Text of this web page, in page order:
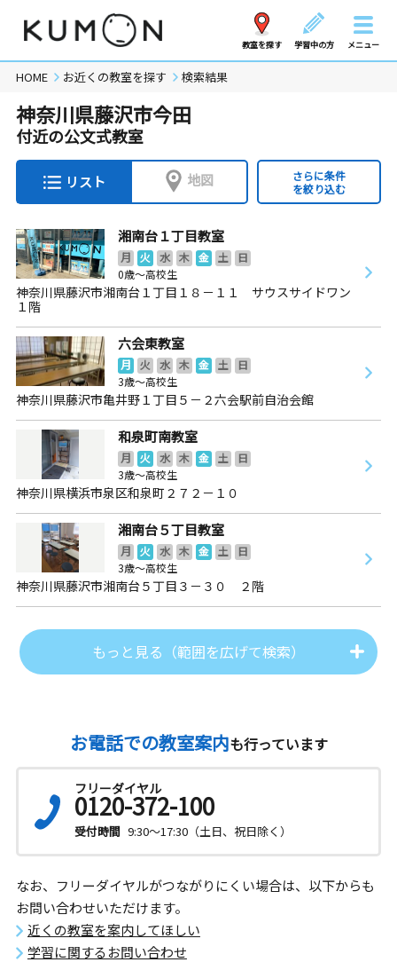
教室を探す 学習中の方 メニュー
HOME お近くの教室を探す 検索結果
神奈川県藤沢市今田
付近の公文式教室
リスト 地図
さらに条件
を絞り込む
湘南台１丁目教室
月 火 水 木 金 土
日
0歳～高校生
神奈川県藤沢市湘南台１丁目１８－１１ サウスサイドワン
１階
六会東教室
月 火 水 木 金 土
日
3歳～高校生
神奈川県藤沢市亀井野１丁目５－２六会駅前自治会館
和泉町南教室
月 火 水 木 金 土
日
3歳～高校生
神奈川県横浜市泉区和泉町２７２－１０
湘南台５丁目教室
月 火 水 木 金 土
日
3歳～高校生
神奈川県藤沢市湘南台５丁目３－３０ ２階
もっと見る（範囲を広げて検索）
お電話での教室案内も行っています
フリーダイヤル
0120-372-100
受付時間 9:30～17:30（土日、祝日除く）
なお、フリーダイヤルがつながりにくい場合は、以下からも
お問い合わせいただけます。
近くの教室を案内してほしい
学習に関するお問い合わせ